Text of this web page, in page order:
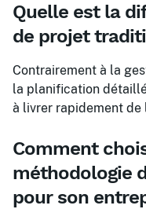
Quelle est la
de projet
Contrairement à la
la planification
à livrer rapidement de
Comment
méthodologie
pour son